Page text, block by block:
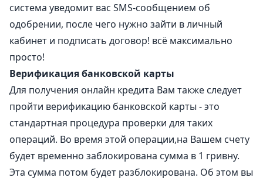
система уведомит вас SMS-сообщением об
одобрении, после чего нужно зайти в личный
кабинет и подписать договор! всё максимально
просто!
Верификация банковской карты
Для получения онлайн кредита Вам также следует
пройти верификацию банковской карты - это
стандартная процедура проверки для таких
операций. Во время этой операции,на Вашем счету
будет временно заблокирована сумма в 1 гривну.
Эта сумма потом будет разблокирована. Об этом вы